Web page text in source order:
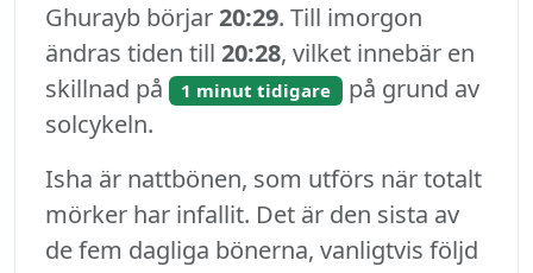
Ghurayb börjar20:29. Till imorgon
ändras tiden till 20:28, vilket innebär en
skillnad på
1 minut tidigare på grund av
solcykeln.
Isha är nattbönen, som utförs när totalt
mörker har infallit. Det är den sista av
de fem dagliga bönerna, vanligtvis följd